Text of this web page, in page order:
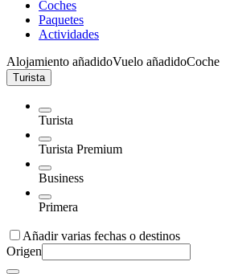
Coches
Paquetes
Actividades
Alojamiento añadidoVuelo añadidoCoche
Turista
Turista
Turista Premium
Business
Primera
Añadir varias fechas o destinos
Origen